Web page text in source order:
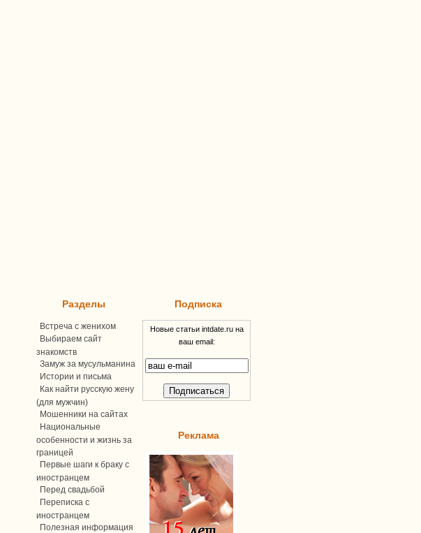
Разделы
Встреча с женихом
Выбираем сайт
знакомств
Замуж за мусульманина
Истории и письма
Как найти русскую жену
(для мужчин)
Мошенники на сайтах
Национальные
особенности и жизнь за
границей
Первые шаги к браку с
иностранцем
Перед свадьбой
Переписка c
иностранцем
Полезная информация
Подписка
Новые статьи intdate.ru на
ваш email:
Реклама